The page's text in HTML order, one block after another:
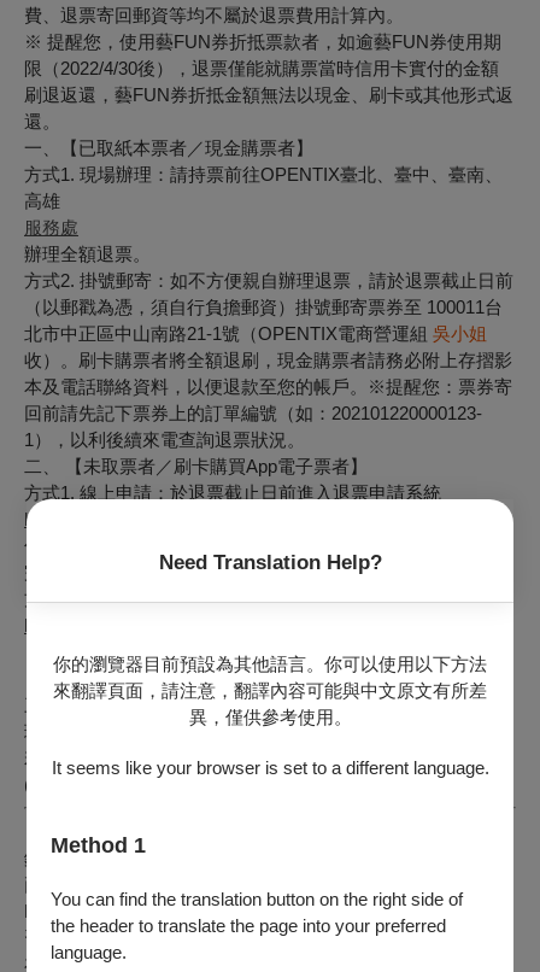
Need Translation Help?
你的瀏覽器目前預設為其他語言。你可以使用以下方法
來翻譯頁面，請注意，翻譯內容可能與中文原文有所差
異，僅供參考使用。
It seems like your browser is set to a different language.
Method 1
You can find the translation button on the right side of
the header to translate the page into your preferred
language.
費、退票寄回郵資等均不屬於退票費用計算內。
※ 提醒您，使用藝FUN券折抵票款者，如逾藝FUN券使用期
限（2022/4/30後），退票僅能就購票當時信用卡實付的金額
刷退返還，藝FUN券折抵金額無法以現金、刷卡或其他形式返
還。
一、【已取紙本票者／現金購票者】
方式1. 現場辦理：請持票前往OPENTIX臺北、臺中、臺南、
高雄
服務處
辦理全額退票。
方式2. 掛號郵寄：如不方便親自辦理退票，請於退票截止日前
（以郵戳為憑，須自行負擔郵資）掛號郵寄票券至 100011台
北市中正區中山南路21-1號（OPENTIX電商營運組 吳小姐
收）。刷卡購票者將全額退刷，現金購票者請務必附上存摺影
本及電話聯絡資料，以便退款至您的帳戶。※提醒您：票券寄
回前請先記下票券上的訂單編號（如：202101220000123-
1），以利後續來電查詢退票狀況。
二、 【未取票者／刷卡購買App電子票者】
方式1. 線上申請：於退票截止日前進入退票申請系統
https://refund.opentix.life/
勾選項目1.「刷卡購票之退票申請」完成退票申請。退票作業
完成後，系統會以Email通知。
方式2. E-mail、或傳真申請：於退票截止日前下載申請表
https://reurl.cc/dx5WjD
，將檔案寄至opentixservice@mail.npac-ntch.org，或傳真至
（02）3393-9908，退票作業完成後，系統會以Email通知。
三、向主辦單位購買之有價票券者，請洽 歐普思音樂藝術辦
理，聯絡電話（
2523 -6638。
若有其他疑問，請洽詢OPENTIX兩廳院文化生活客服中心
(02)3393-9888 (每日09:00-20:00)
鋼琴家林思茵與陳昱諺為紐約曼哈頓音樂院時的好友，分別在
兩位俄羅斯著名鋼琴家亞歷山大．蒙托斯基 (Alexandre
Moutouzkine) 與阿爾卡季．阿羅諾夫 (Arkady Aronov) 門下學
習，因此俄式見解不斷影響著他們在音樂上的思維。北國作品
在冷若冰霜的外表下，內含著熾烈的熱情，其獨特魅力深深吸